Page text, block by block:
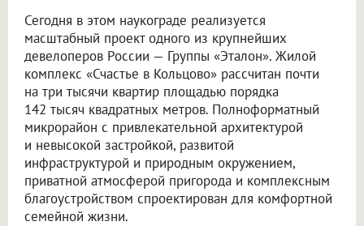
Сегодня в этом наукограде реализуется
масштабный проект одного из крупнейших
девелоперов России — Группы «Эталон». Жилой
комплекс «Счастье в Кольцово» рассчитан почти
на три тысячи квартир площадью порядка
142 тысяч квадратных метров. Полноформатный
микрорайон с привлекательной архитектурой
и невысокой застройкой, развитой
инфраструктурой и природным окружением,
приватной атмосферой пригорода и комплексным
благоустройством спроектирован для комфортной
семейной жизни.